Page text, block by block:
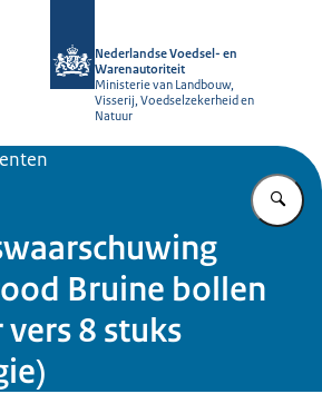
Nederlandse Voedsel- en
Warenautoriteit
Ministerie van Landbouw,
Visserij, Voedselzekerheid en
Natuur
Bruine bollen
8 stuks